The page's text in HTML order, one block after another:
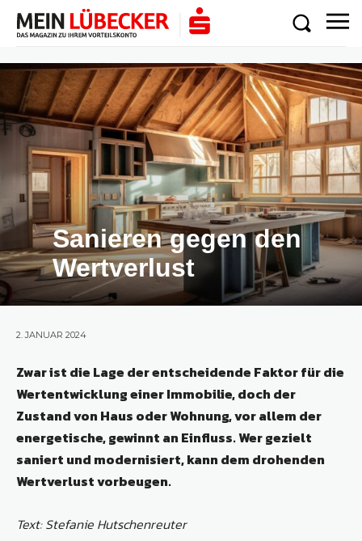
Sanieren gegen den
Wertverlust
2. JANUAR 2024
Zwar ist die Lage der entscheidende Faktor für die
Wertentwicklung einer Immobilie, doch der
Zustand von Haus oder Wohnung, vor allem der
energetische, gewinnt an Einfluss. Wer gezielt
saniert und modernisiert, kann dem drohenden
Wertverlust vorbeugen.
Text: Stefanie Hutschenreuter